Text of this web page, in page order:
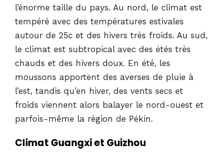
l’énorme taille du pays. Au nord, le climat est
tempéré avec des températures estivales
autour de 25c et des hivers très froids. Au sud,
le climat est subtropical avec des étés très
chauds et des hivers doux. En été, les
moussons apportent des averses de pluie à
l’est, tandis qu’en hiver, des vents secs et
froids viennent alors balayer le nord-ouest et
parfois-même la région de Pékin.
Climat Guangxi et Guizhou